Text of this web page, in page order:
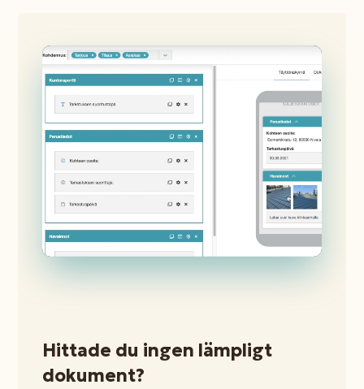
Hittade du ingen lämpligt
dokument?
Videospelare